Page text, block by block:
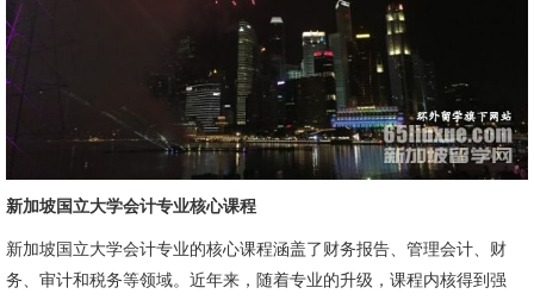
新加坡国立大学会计专业核心课程
新加坡国立大学会计专业的核心课程涵盖了财务报告、管理会计、财
务、审计和税务等领域。近年来，随着专业的升级，课程内核得到强